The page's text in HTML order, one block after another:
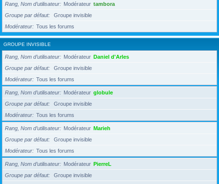
Rang, Nom d’utilisateur Modérateur tambora
Groupe par défaut
Groupe invisible
Modérateur
Tous les forums
GROUPE INVISIBLE
Rang, Nom d’utilisateur Modérateur Daniel d'Arles
Groupe par défaut
Groupe invisible
Modérateur
Tous les forums
Rang, Nom d’utilisateur Modérateur globule
Groupe par défaut
Groupe invisible
Modérateur
Tous les forums
Rang, Nom d’utilisateur Modérateur Marieh
Groupe par défaut
Groupe invisible
Modérateur
Tous les forums
Rang, Nom d’utilisateur Modérateur PierreL
Groupe par défaut
Groupe invisible